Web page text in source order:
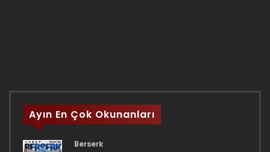
Ayın En Çok Okunanları
Berserk